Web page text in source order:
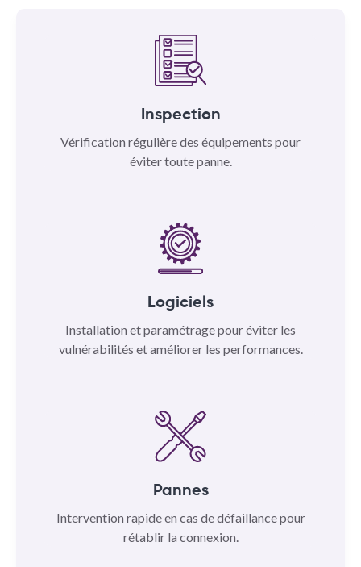
Inspection
Vérification régulière des équipements pour
éviter toute panne.
Logiciels
Installation et paramétrage pour éviter les
vulnérabilités et améliorer les performances.
Pannes
Intervention rapide en cas de défaillance pour
rétablir la connexion.